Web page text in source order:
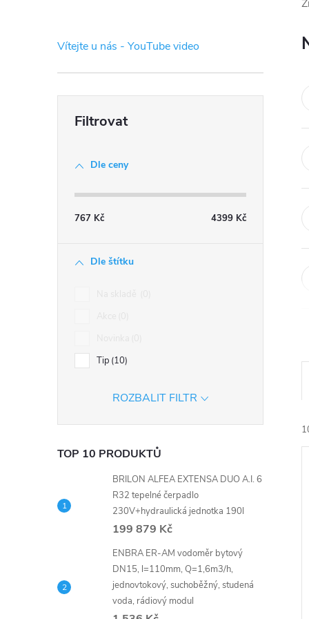
t
r
Vítejte u nás - YouTube video
Dle ceny
767 Kč 4399 Kč
Dle štítku
Tip 10
ROZBALIT FILTR
TOP 10 PRODUKTŮ
BRILON ALFEA EXTENSA DUO A.I. 6
R32 tepelné čerpadlo
230V+hydraulická jednotka 190l
199 879 Kč
ENBRA ER-AM vodoměr bytový
DN15, l=110mm, Q=1,6m3/h,
jednovtokový, suchoběžný, studená
voda, rádiový modul
a